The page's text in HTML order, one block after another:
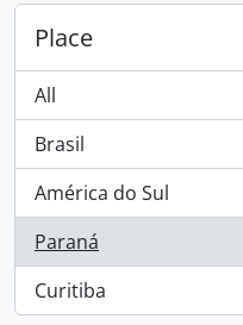
Place
All
Brasil
, 1 results
América do Sul
, 1 results
Paraná
, 1 results
Curitiba
, 1 results